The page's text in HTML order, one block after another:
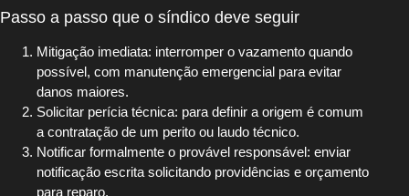
Passo a passo que o síndico deve seguir
Mitigação imediata: interromper o vazamento quando
possível, com manutenção emergencial para evitar
danos maiores.
Solicitar perícia técnica: para definir a origem é comum
a contratação de um perito ou laudo técnico.
Notificar formalmente o provável responsável: enviar
notificação escrita solicitando providências e orçamento
para reparo.